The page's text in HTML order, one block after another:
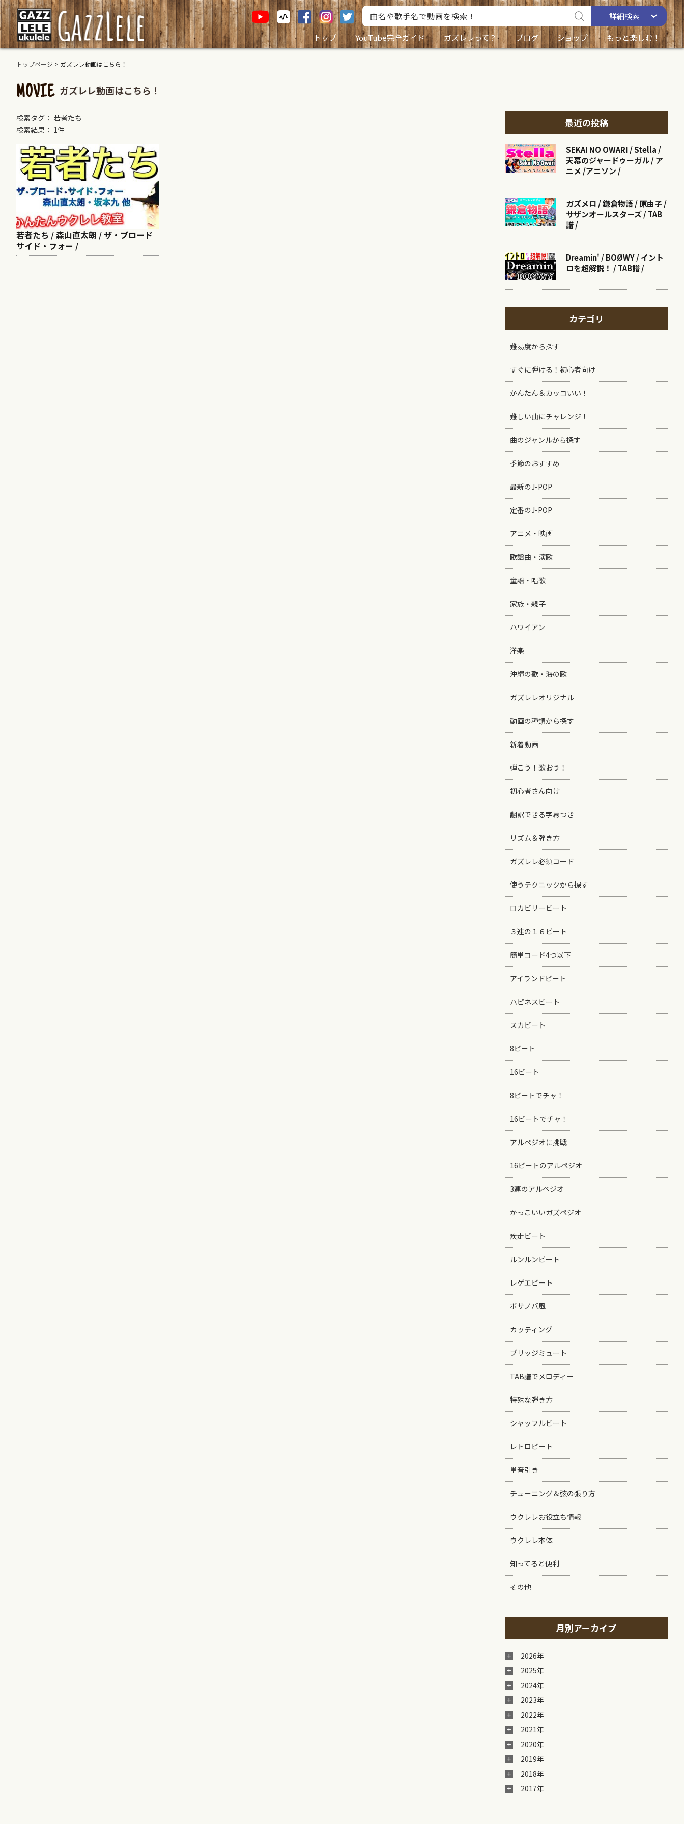
詳細検索
トップ
YouTube完全ガイド ガズレレって？ ブログ ショップ もっと楽しむ！
トップページ > ガズレレ動画はこちら！
MOVIE ガズレレ動画はこちら！
検索タグ： 若者たち
検索結果： 1件
若者たち / 森山直太朗 / ザ・ブロード
サイド・フォー /
最近の投稿
SEKAI NO OWARI / Stella /
天幕のジャードゥーガル / ア
ニメ /アニソン /
ガズメロ / 鎌倉物語 / 原由子 /
サザンオールスターズ / TAB
譜 /
Dreamin' / BOØWY / イント
ロを超解説！ / TAB譜 /
カテゴリ
難易度から探す
すぐに弾ける！初心者向け
かんたん＆カッコいい！
難しい曲にチャレンジ！
曲のジャンルから探す
季節のおすすめ
最新のJ-POP
定番のJ-POP
アニメ・映画
歌謡曲・演歌
童謡・唱歌
家族・親子
ハワイアン
洋楽
沖縄の歌・海の歌
ガズレレオリジナル
動画の種類から探す
新着動画
弾こう！歌おう！
初心者さん向け
翻訳できる字幕つき
リズム＆弾き方
ガズレレ必須コード
使うテクニックから探す
ロカビリービート
３連の１６ビート
簡単コード4つ以下
アイランドビート
ハピネスビート
スカビート
8ビート
16ビート
8ビートでチャ！
16ビートでチャ！
アルペジオに挑戦
16ビートのアルペジオ
3連のアルペジオ
かっこいいガズペジオ
疾走ビート
ルンルンビート
レゲエビート
ボサノバ風
カッティング
ブリッジミュート
TAB譜でメロディー
特殊な弾き方
シャッフルビート
レトロビート
単音引き
チューニング＆弦の張り方
ウクレレお役立ち情報
ウクレレ本体
知ってると便利
その他
月別アーカイブ
2026年
2025年
2024年
2023年
2022年
2021年
2020年
2019年
2018年
2017年